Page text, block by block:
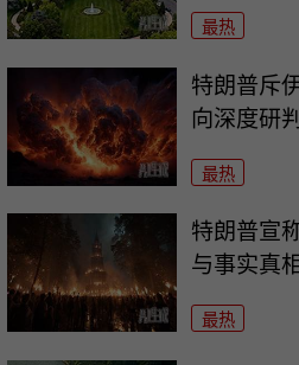
最热
特朗普斥
向深度研判
最热
特朗普宣
与事实真
最热